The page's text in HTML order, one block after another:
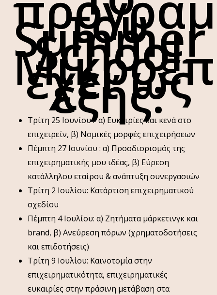
του
Summer
School
έχει ως
εξής:
Τρίτη 25 Ιουνίου : α) Ευκαιρίες και κενά στο
επιχειρείν, β) Νομικές μορφές επιχειρήσεων
Πέμπτη 27 Ιουνίου : α) Προσδιορισμός της
επιχειρηματικής μου ιδέας, β) Εύρεση
κατάλληλου εταίρου & ανάπτυξη συνεργασιών
Τρίτη 2 Ιουλίου: Κατάρτιση επιχειρηματικού
σχεδίου
Πέμπτη 4 Ιουλίου: α) Ζητήματα μάρκετινγκ και
brand, β) Ανεύρεση πόρων (χρηματοδοτήσεις
και επιδοτήσεις)
Τρίτη 9 Ιουλίου: Καινοτομία στην
επιχειρηματικότητα, επιχειρηματικές
ευκαιρίες στην πράσινη μετάβαση στα